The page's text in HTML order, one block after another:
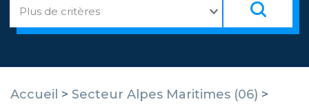
Accueil > Secteur Alpes Maritimes (06) >